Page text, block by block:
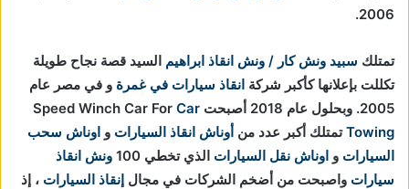
2006.
تمتلك سبيد ونش كار / ونش انقاذ ابراهيم السيد قصة نجاح طويلة
تكللت بإعلانها كأكبر شركة انقاذ سيارات في غمرة و في مصر عام
2005. وبحلول عام 2018 أصبحت Speed Winch Car For
Car
Towingتمتلك أكبر عدد من أوناش انقاذ السيارات و اوناش سحب
السيارات و اوناش نقل السيارات الذي تخطي 100
ونش انقاذ
سيارات واصبحت من أضخم الشركات في مجال إنقاذ السيارات ، إذ